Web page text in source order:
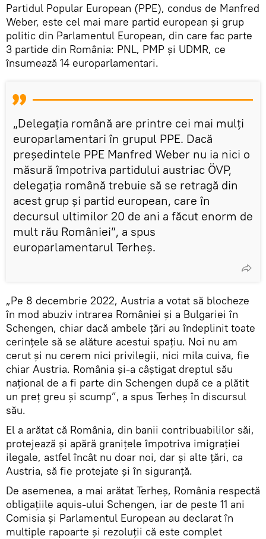
Partidul Popular European (PPE), condus de Manfred
Weber, este cel mai mare partid european și grup
politic din Parlamentul European, din care fac parte
3 partide din România: PNL, PMP și UDMR, ce
însumează 14 europarlamentari.
„Delegația română are printre cei mai mulți
europarlamentari în grupul PPE. Dacă
președintele PPE Manfred Weber nu ia nici o
măsură împotriva partidului austriac ÖVP,
delegația română trebuie să se retragă din
acest grup și partid european, care în
decursul ultimilor 20 de ani a făcut enorm de
mult rău României”, a spus
europarlamentarul Terheș.
„Pe 8 decembrie 2022, Austria a votat să blocheze
în mod abuziv intrarea României și a Bulgariei în
Schengen, chiar dacă ambele țări au îndeplinit toate
cerințele să se alăture acestui spațiu. Noi nu am
cerut și nu cerem nici privilegii, nici mila cuiva, fie
chiar Austria. România și-a câștigat dreptul său
național de a fi parte din Schengen după ce a plătit
un preț greu și scump”, a spus Terheș în discursul
său.
El a arătat că România, din banii contribuabililor săi,
protejează și apără granițele împotriva imigrației
ilegale, astfel încât nu doar noi, dar și alte țări, ca
Austria, să fie protejate și în siguranță.
De asemenea, a mai arătat Terheș, România respectă
obligațiile aquis-ului Schengen, iar de peste 11 ani
Comisia și Parlamentul European au declarat în
multiple rapoarte și rezoluții că este complet